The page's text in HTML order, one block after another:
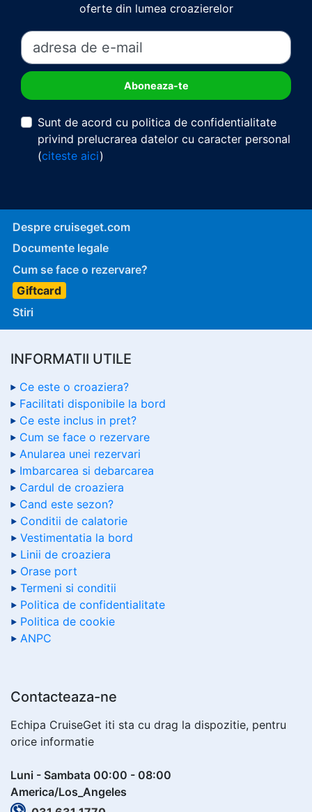
oferte din lumea croazierelor
Sunt de acord cu politica de confidentialitate
privind prelucrarea datelor cu caracter personal
(citeste aici)
Despre cruiseget.com
Documente legale
Cum se face o rezervare?
Giftcard
Stiri
INFORMATII UTILE
Ce este o croaziera?
Facilitati disponibile la bord
Ce este inclus in pret?
Cum se face o rezervare
Anularea unei rezervari
Imbarcarea si debarcarea
Cardul de croaziera
Cand este sezon?
Conditii de calatorie
Vestimentatia la bord
Linii de croaziera
Orase port
Termeni si conditii
Politica de confidentialitate
Politica de cookie
ANPC
Contacteaza-ne
Echipa CruiseGet iti sta cu drag la dispozitie, pentru
orice informatie
Luni - Sambata 00:00 - 08:00
America/Los_Angeles